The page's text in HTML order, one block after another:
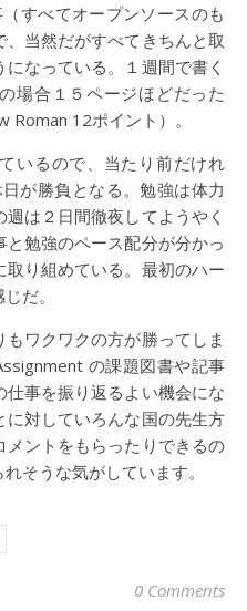
すべてオープンソースのも
当然だがすべてきちんと取
なっている。１週間で書く
場合１５ページほどだった
Roman 12ポイント）。
いるので、当たり前だけれ
が勝負となる。勉強は体力
は２日間徹夜してようやく
勉強のペース配分が分かっ
り組めている。最初のハー
だ。
ワクワクの方が勝ってしま
の課題図書や記事
事を振り返るよい機会にな
に対していろんな国の先生方
メントをもらったりできるの
そうな気がしています。
0 Comments